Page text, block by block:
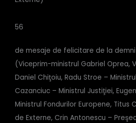
56
de mesaje de felicitare de la
(Viceprim-ministrul Gabriel Oprea,
Daniel Chiţoiu, Radu Stroe –
Cazanciuc – Ministrul Justiţiei,
Ministrul Fondurilor Europene, Titus
de Externe, Crin Antonescu –